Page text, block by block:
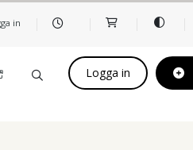
in
Logga in